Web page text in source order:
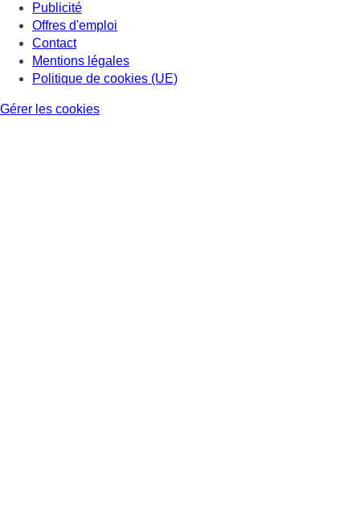
Publicité
Offres d'emploi
Contact
Mentions légales
Politique de cookies (UE)
Gérer les cookies